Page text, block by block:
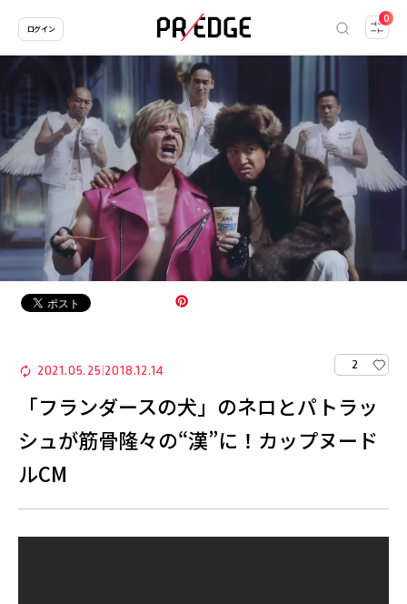
0
ログイン
2021.05.25 2018.12.14 2
「フランダースの犬」のネロとパトラッ
シュが筋骨隆々の“漢”に！カップヌード
ルCM